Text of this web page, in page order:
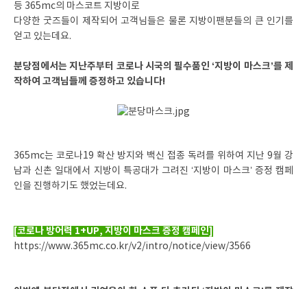
등 365mc의 마스코트 지방이로
다양한 굿즈들이 제작되어 고객님들은 물론 지방이팬분들의 큰 인기를
얻고 있는데요.
분당점에서는 지난주부터 코로나 시국의 필수품인 ‘지방이 마스크’를 제
작하여 고객님들께 증정하고 있습니다!
365mc는 코로나19 확산 방지와 백신 접종 독려를 위하여 지난 9월 강
남과 신촌 일대에서 지방이 특공대가 그려진 ‘지방이 마스크’ 증정 캠페
인을 진행하기도 했었는데요.
[코로나 방어력 1+UP, 지방이 마스크 증정 캠페인]
https://www.365mc.co.kr/v2/intro/notice/view/3566